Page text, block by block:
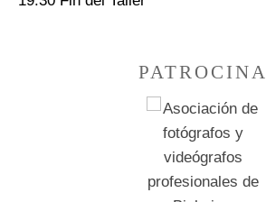
PATROCINA